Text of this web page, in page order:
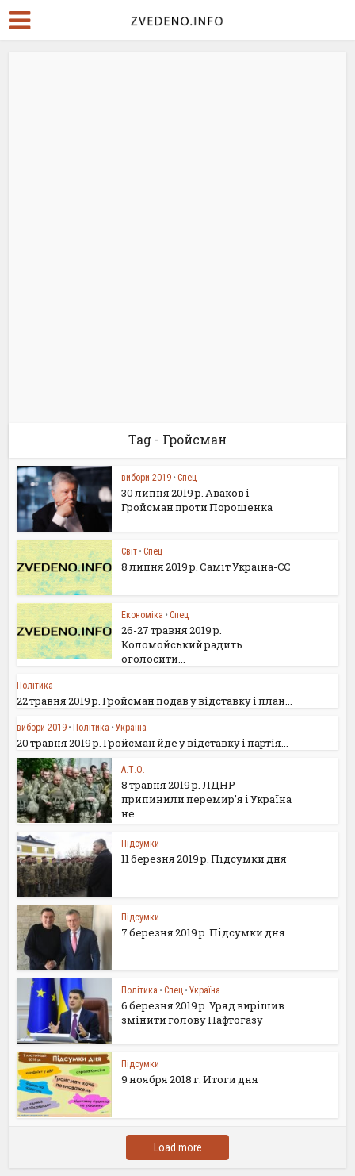
Tag - Гройсман
вибори-2019 • Спец
30 липня 2019 р. Аваков і
Гройсман проти Порошенка
Світ • Спец
8 липня 2019 р. Саміт Україна-ЄС
Економіка • Спец
26-27 травня 2019 р.
Коломойський радить
оголосити...
Політика
22 травня 2019 р. Гройсман подав у відставку і план...
вибори-2019 • Політика • Україна
20 травня 2019 р. Гройсман йде у відставку і партія...
А.Т.О.
8 травня 2019 р. ЛДНР
припинили перемир’я і Україна
не...
Підсумки
11 березня 2019 р. Підсумки дня
Підсумки
7 березня 2019 р. Підсумки дня
Політика • Спец • Україна
6 березня 2019 р. Уряд вирішив
змінити голову Нафтогазу
Підсумки
9 ноября 2018 г. Итоги дня
Load more